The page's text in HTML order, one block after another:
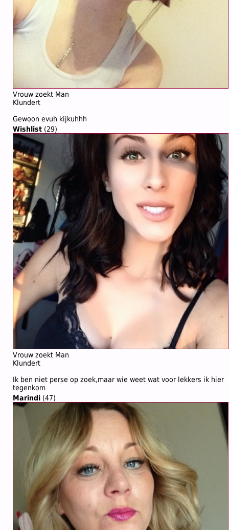
Vrouw zoekt Man
Klundert
Gewoon evuh kijkuhhh
Wishlist (29)
Vrouw zoekt Man
Klundert
Ik ben niet perse op zoek,maar wie weet wat voor lekkers ik hier
tegenkom
Marindi (47)